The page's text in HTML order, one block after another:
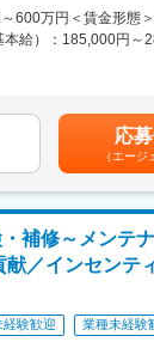
プクラスシェアを誇
す。（登用率98%、
ており、これまで人
全自動で管理、調整、
製品やシステムが、
や、医療従事者の負
品：
で、業界トップクラ
市場だからこそ、競
獲得するか試行錯誤
康維持志向の高まり
売したり、団体向けへ
の販売、代理店先顧客
実践を通して研修い
アポや飛び込み
、未経験の方も歓迎
多数活躍中です。
600万円＜賃金形態
本給）：185,000円～
は、インセンティブ
。キャリア／能力によ
回（7月・12月）基本
ンティブが付きます
通じて上下する可能
た表記です。
応
（エージ
・補修～メンテ
献／インセンテ
経験歓迎 業種未経験